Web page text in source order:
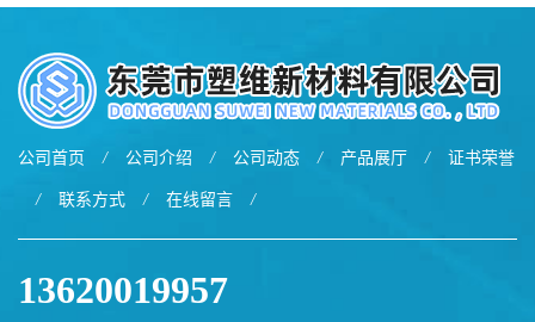
公司首页 / 公司介绍 / 公司动态 / 产品展厅 / 证书荣誉
/ 联系方式 / 在线留言 /
13620019957